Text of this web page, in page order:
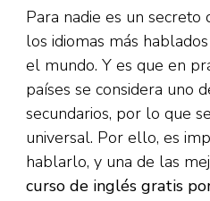
Para nadie es un
los idiomas más
el mundo. Y es que en
países se considera uno
secundarios, por lo que
universal. Por ello, es
hablarlo, y una de las
curso de inglés gratis